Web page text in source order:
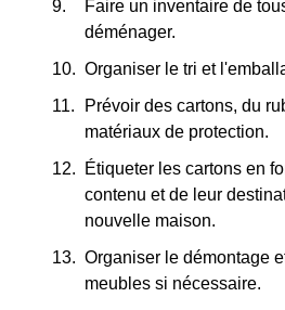
Faire un inventaire de
déménager.
Organiser le tri et
Prévoir des cartons, du
matériaux de protection.
Étiqueter les cartons en
contenu et de leur
nouvelle maison.
Organiser le démontage
meubles si nécessaire.